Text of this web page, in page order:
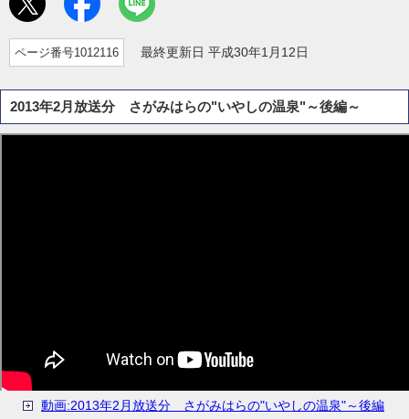
ページ番号1012116 最終更新日 平成30年1月12日
2013年2月放送分 さがみはらの"いやしの温泉"～後編～
動画:2013年2月放送分 さがみはらの"いやしの温泉"～後編